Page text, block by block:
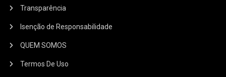
Transparência
Isenção de Responsabilidade
QUEM SOMOS
Termos De Uso